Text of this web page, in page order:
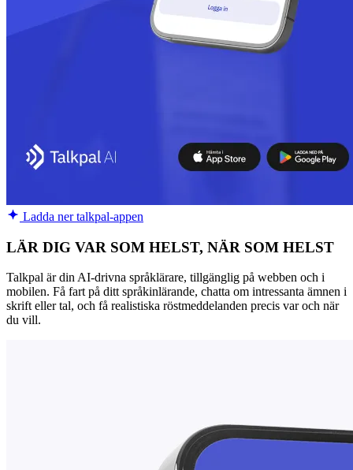
Ladda ner talkpal-appen
LÄR DIG VAR SOM HELST, NÄR SOM HELST
Talkpal är din AI-drivna språklärare, tillgänglig på webben och i
mobilen. Få fart på ditt språkinlärande, chatta om intressanta ämnen i
skrift eller tal, och få realistiska röstmeddelanden precis var och när
du vill.